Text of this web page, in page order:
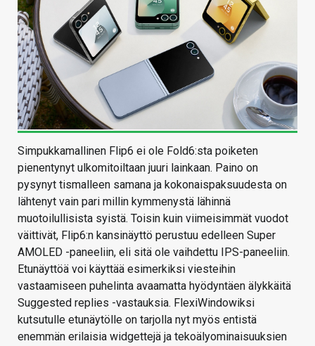
Simpukkamallinen Flip6 ei ole Fold6:sta poiketen
pienentynyt ulkomitoiltaan juuri lainkaan. Paino on
pysynyt tismalleen samana ja kokonaispaksuudesta on
lähtenyt vain pari millin kymmenystä lähinnä
muotoilullisista syistä. Toisin kuin viimeisimmät vuodot
väittivät, Flip6:n kansinäyttö perustuu edelleen Super
AMOLED -paneeliin, eli sitä ole vaihdettu IPS-paneeliin.
Etunäyttöä voi käyttää esimerkiksi viesteihin
vastaamiseen puhelinta avaamatta hyödyntäen älykkäitä
Suggested replies -vastauksia. FlexiWindowiksi
kutsutulle etunäytölle on tarjolla nyt myös entistä
enemmän erilaisia widgettejä ja tekoälyominaisuuksien